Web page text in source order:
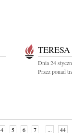
Dnia 24
Przez ponad
4 5 6 7 ... 44